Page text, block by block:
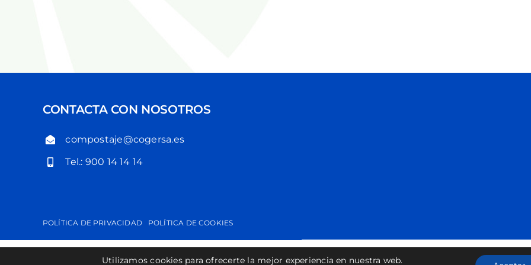
CONTACTA CON NOSOTROS
compostaje@cogersa.es
Tel.: 900 14 14 14
POLÍTICA DE PRIVACIDAD POLÍTICA DE COOKIES
Utilizamos cookies para ofrecerte la mejor experiencia en nuestra web.